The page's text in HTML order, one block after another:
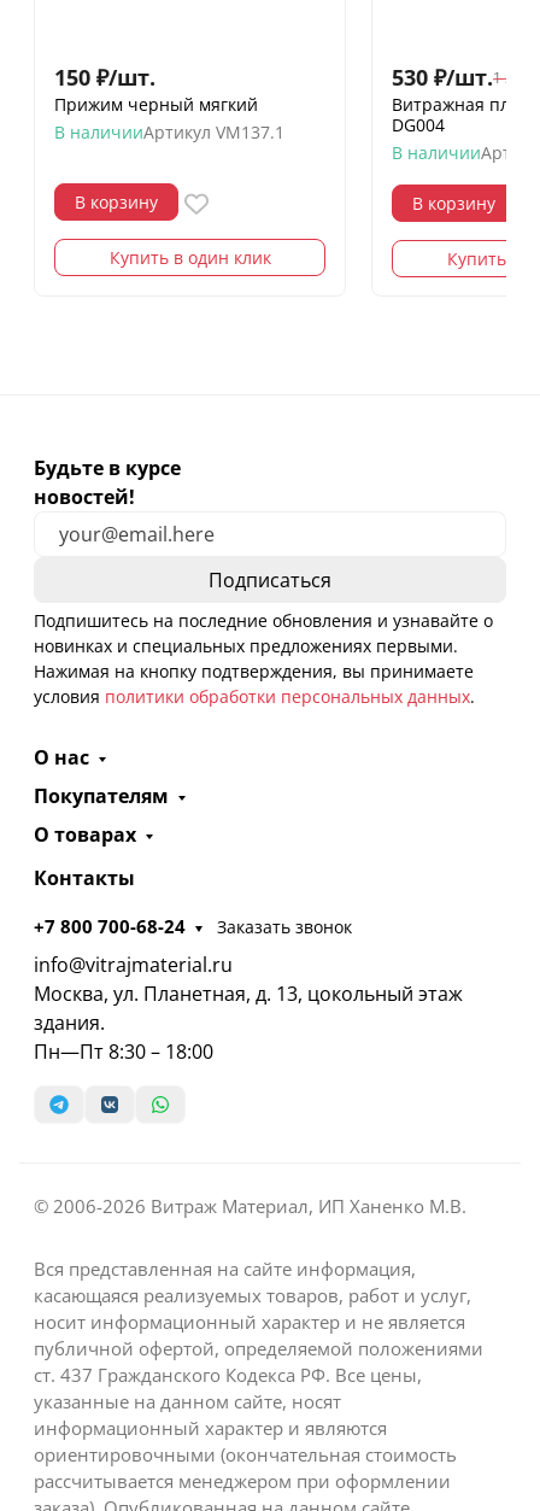
150 ₽/шт.
Прижим черный мягкий
В наличииАртикул VM137.1
В корзину
Купить в один клик
530 ₽/шт.1 258
Витражная
DG004
В наличии
В корзину
Купить в
Будьте в курсе
новостей!
Подпишитесь на последние обновления и узнавайте о
новинках и специальных предложениях первыми.
Нажимая на кнопку подтверждения, вы принимаете
условия политики обработки персональных данных.
О нас
Покупателям
О товарах
Контакты
+7 800 700-68-24 Заказать звонок
info@vitrajmaterial.ru
Москва, ул. Планетная, д. 13, цокольный этаж
здания.
Пн—Пт 8:30 – 18:00
© 2006-2026 Витраж Материал, ИП Ханенко М.В.
Вся представленная на сайте информация,
касающаяся реализуемых товаров, работ и услуг,
носит информационный характер и не является
публичной офертой, определяемой положениями
ст. 437 Гражданского Кодекса РФ. Все цены,
указанные на данном сайте, носят
информационный характер и являются
ориентировочными (окончательная стоимость
рассчитывается менеджером при оформлении